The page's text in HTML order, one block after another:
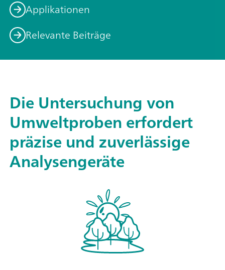
Applikationen
Relevante Beiträge
Die Untersuchung von
Umweltproben erfordert
präzise und zuverlässige
Analysengeräte